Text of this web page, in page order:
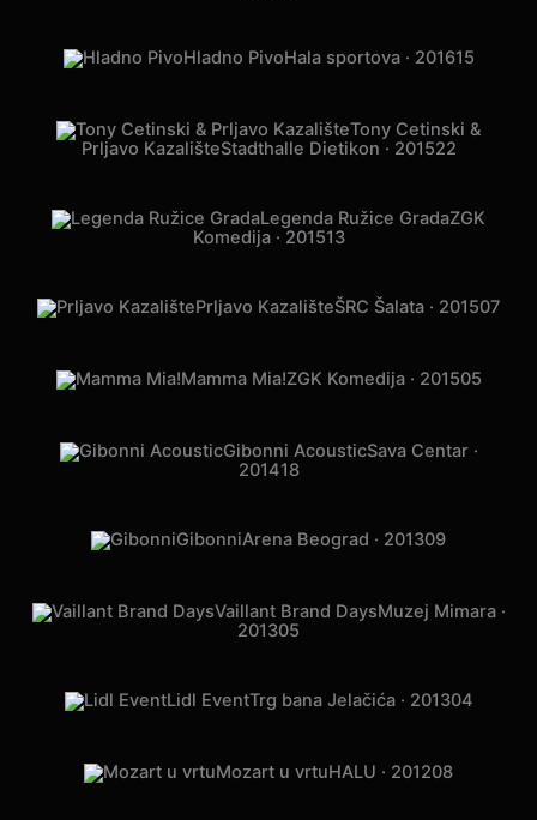
Hladno PivoHala sportova · 201615
Tony Cetinski &
Prljavo KazališteStadthalle Dietikon · 201522
Legenda Ružice GradaZGK
Komedija · 201513
Prljavo KazališteŠRC Šalata · 201507
Mamma Mia!ZGK Komedija · 201505
Gibonni AcousticSava Centar ·
201418
GibonniArena Beograd · 201309
Vaillant Brand DaysMuzej Mimara ·
201305
Lidl EventTrg bana Jelačića · 201304
Mozart u vrtuHALU · 201208